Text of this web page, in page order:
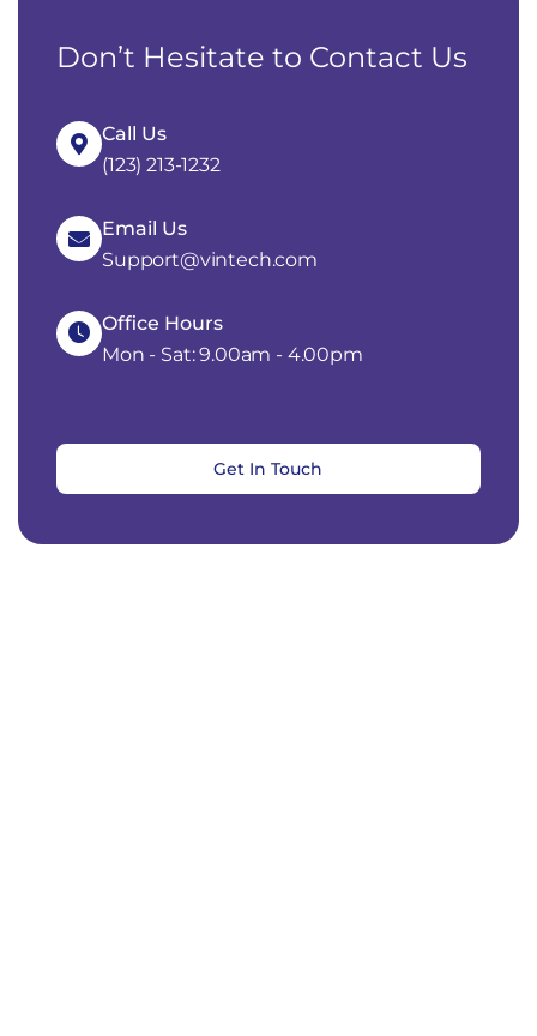
Don’t Hesitate to Contact Us
Call Us
(123) 213-1232
Email Us
Support@vintech.com
Office Hours
Mon - Sat: 9.00am - 4.00pm